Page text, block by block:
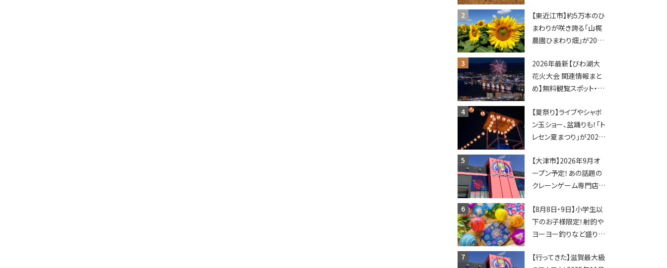
ショーなど
【東近江市】約5万本のひ
まわりが咲き誇る「山梶
農園ひまわり畑」が2026
ポットやキッチンカーも
登場！何度も入園できる
フリーパスも販売★
2026年最新【びわ湖大
花火大会 関連情報まと
め】無料観覧スポット・同
ップ・交通規制に近隣施
設の駐車場情報なども
要チェック★
【夏祭り】ライブやシャボ
ン玉ショー、盆踊りも！「ト
レセン夏まつり」が2026
【大津市】2026年9月オ
ープン予定！あの話題の
クレーンゲーム専門店
ってくる！豊郷店に続く滋
賀2店舗目★
【8月8日・9日】小学生以
下のお子様限定！射的や
ヨーヨー釣りなど盛りだ
ちびっこ縁日開催♪【モリ
【行ってきた】滋賀最大級